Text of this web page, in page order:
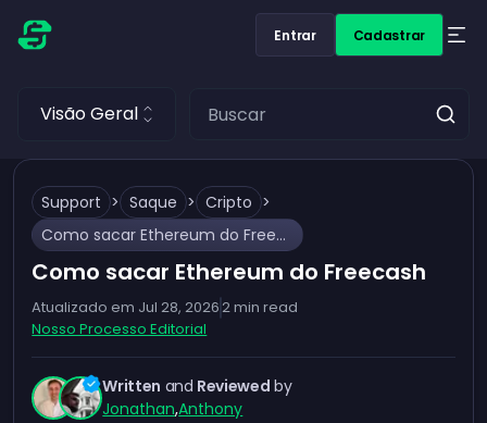
Entrar Cadastrar
Visão Geral
Support > Saque > Cripto >
Como sacar Ethereum do Freecash
Como sacar Ethereum do Freecash
Atualizado em Jul 28, 20262min read
Nosso Processo Editorial
Written and Reviewed by
Jonathan,Anthony